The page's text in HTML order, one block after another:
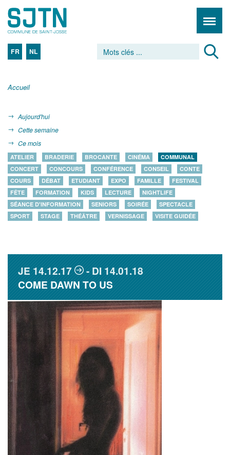
FR NL
Accueil
Aujourd'hui
Cette semaine
Ce mois
ATELIER BRADERIE BROCANTE CINÉMA
COMMUNAL
CONCERT
CONCOURS CONFÉRENCE CONSEIL
CONTE
COURS
DÉBAT ETUDIANT EXPO FAMILLE
FESTIVAL
FÊTE
FORMATION KIDS LECTURE
NIGHTLIFE
SÉANCE D'INFORMATION
SENIORS SOIRÉE
SPECTACLE
SPORT
STAGE THÉÂTRE VERNISSAGE VISITE GUIDÉE
JE14.12.17 DI14.01.18
COME DAWN TO US